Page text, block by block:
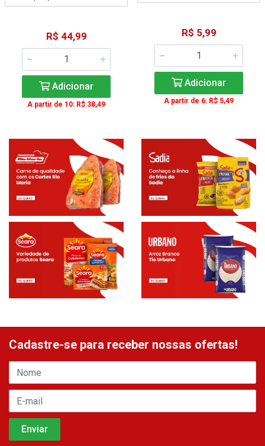
R$ 44,99
Adicionar
A partir de 10: R$ 38,49
R$ 5,99
Adicionar
A partir de 6: R$ 5,49
Cadastre-se para receber nossas ofertas!